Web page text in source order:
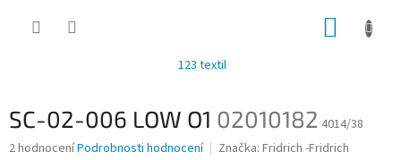
123 textil
SC-02-006 LOW O1 02010182 4014/38
Průměrné
2 hodnoceníPodrobnosti hodnocení Značka: Fridrich -Fridrich